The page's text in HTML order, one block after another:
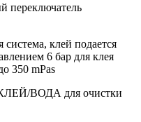
переключатель
система, клей подается
6 бар для клея
350 mPas
ВОДА для очистки